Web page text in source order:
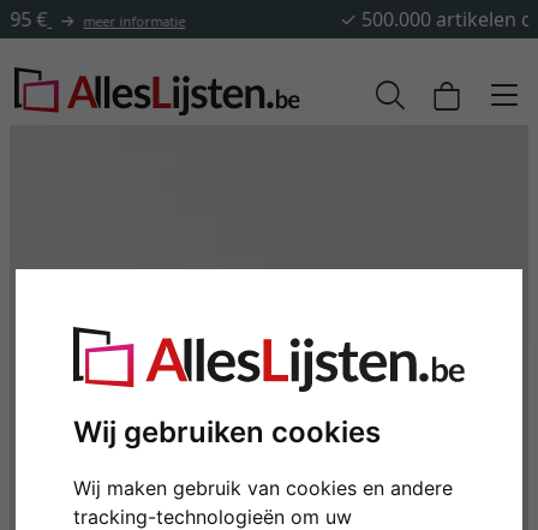
Wij gebruiken cookies
Wij maken gebruik van cookies en andere
tracking-technologieën om uw
✓500.000 artikelen om uit te kiezen